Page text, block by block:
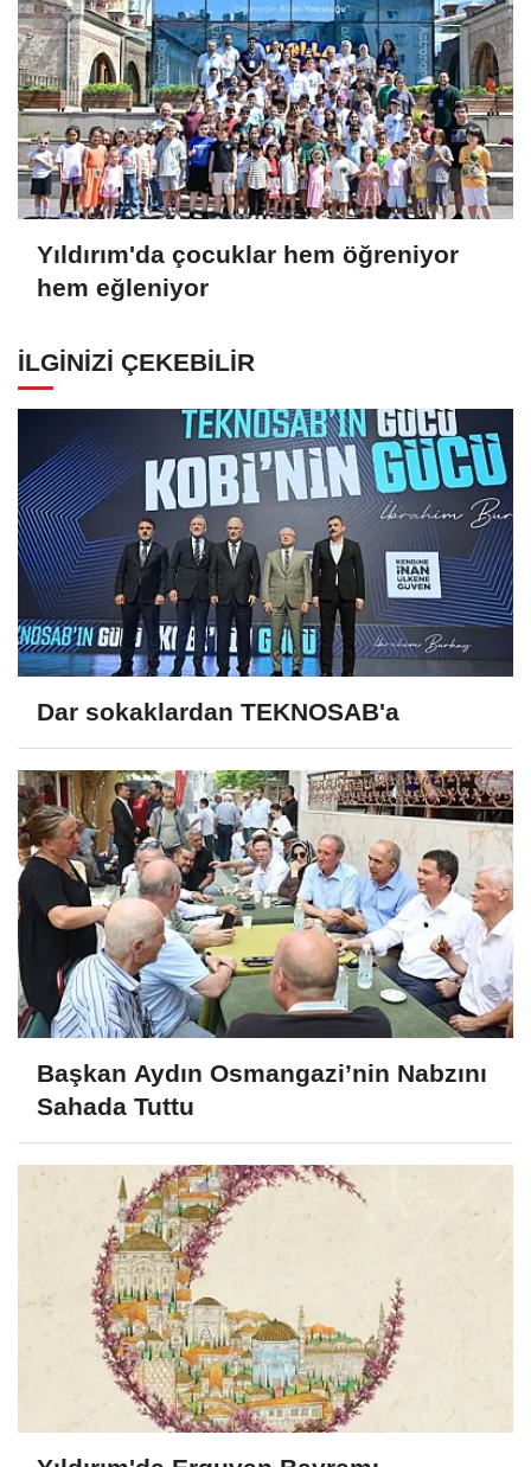
Yıldırım'da çocuklar hem öğreniyor
hem eğleniyor
İLGINIZI ÇEKEBILIR
Dar sokaklardan TEKNOSAB'a
Başkan Aydın Osmangazi’nin Nabzını
Sahada Tuttu